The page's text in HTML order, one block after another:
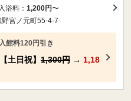
入浴料： 1,200円〜
宮ノ元町55-4-7
館料120円引き
土日祝】 1,300円 → 1,18